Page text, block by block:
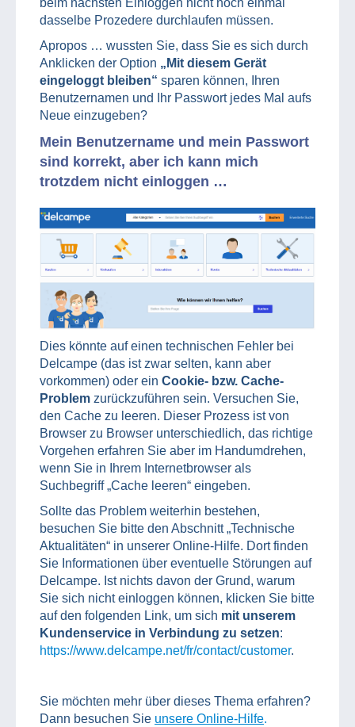
dasselbe Prozedere durchlaufen müssen.
Apropos … wussten Sie, dass Sie es sich durch
Anklicken der Option „Mit diesem Gerät
eingeloggt bleiben“ sparen können, Ihren
Benutzernamen und Ihr Passwort jedes Mal aufs
Neue einzugeben?
Mein Benutzername und mein Passwort
sind korrekt, aber ich kann mich
trotzdem nicht einloggen …
Dies könnte auf einen technischen Fehler bei
Delcampe (das ist zwar selten, kann aber
vorkommen) oder ein Cookie- bzw. Cache-
Problem zurückzuführen sein. Versuchen Sie,
den Cache zu leeren. Dieser Prozess ist von
Browser zu Browser unterschiedlich, das richtige
Vorgehen erfahren Sie aber im Handumdrehen,
wenn Sie in Ihrem Internetbrowser als
Suchbegriff „Cache leeren“ eingeben.
Sollte das Problem weiterhin bestehen,
besuchen Sie bitte den Abschnitt „Technische
Aktualitäten“ in unserer Online-Hilfe. Dort finden
Sie Informationen über eventuelle Störungen auf
Delcampe. Ist nichts davon der Grund, warum
Sie sich nicht einloggen können, klicken Sie bitte
auf den folgenden Link, um sich mit unserem
Kundenservice in Verbindung zu setzen:
https://www.delcampe.net/fr/contact/customer.
Sie möchten mehr über dieses Thema erfahren?
Dann besuchen Sie unsere Online-Hilfe.